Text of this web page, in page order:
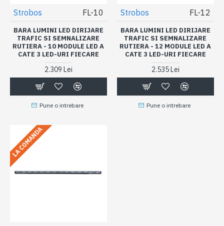
Strobos FL-10
BARA LUMINI LED DIRIJARE
TRAFIC SI SEMNALIZARE
RUTIERA - 10 MODULE LED A
CATE 3 LED-URI FIECARE
2.309 Lei
Pune o intrebare
Strobos FL-12
BARA LUMINI LED DIRIJARE
TRAFIC SI SEMNALIZARE
RUTIERA - 12 MODULE LED A
CATE 3 LED-URI FIECARE
2.535 Lei
Pune o intrebare
LA COMANDA